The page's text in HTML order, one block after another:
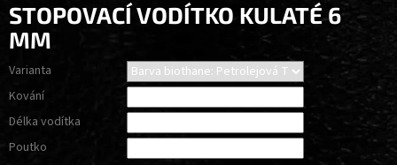
STOPOVACÍ VODÍTKO KULATÉ 6
MM
Varianta
Kování
Délka vodítka
Poutko